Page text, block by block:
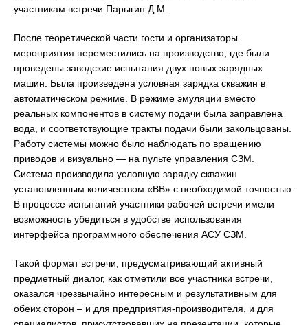
участникам встречи Парыгин Д.М.
После теоретической части гости и организаторы
мероприятия переместились на производство, где были
проведены заводские испытания двух новых зарядных
машин. Была произведена условная зарядка скважин в
автоматическом режиме. В режиме эмуляции вместо
реальных компонентов в систему подачи была заправлена
вода, и соответствующие тракты подачи были закольцованы.
Работу системы можно было наблюдать по вращению
приводов и визуально — на пульте управления СЗМ.
Система производила условную зарядку скважин
установленным количеством «ВВ» с необходимой точностью.
В процессе испытаний участники рабочей встречи имели
возможность убедиться в удобстве использования
интерфейса программного обеспечения АСУ СЗМ.
Такой формат встречи, предусматривающий активный
предметный диалог, как отметили все участники встречи,
оказался чрезвычайно интересным и результативным для
обеих сторон – и для предприятия-производителя, и для